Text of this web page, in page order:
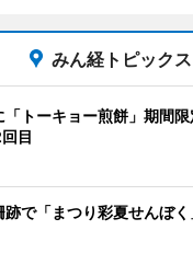
みん経トピックス
「トーキョー煎餅」期間
目
跡で「まつり彩夏せんぼ